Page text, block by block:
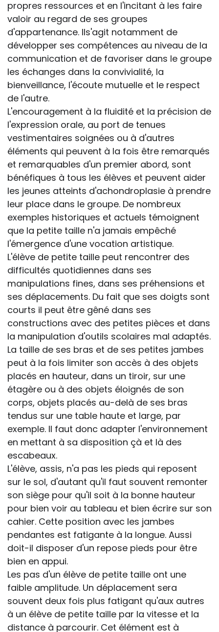
propres ressources et en l'incitant à les faire
valoir au regard de ses groupes
d'appartenance. Ils'agit notamment de
développer ses compétences au niveau de la
communication et de favoriser dans le groupe
les échanges dans la convivialité, la
bienveillance, l'écoute mutuelle et le respect
de l'autre.
L'encouragement à la fluidité et la précision de
l'expression orale, au port de tenues
vestimentaires soignées ou à d'autres
éléments qui peuvent à la fois être remarqués
et remarquables d'un premier abord, sont
bénéfiques à tous les élèves et peuvent aider
les jeunes atteints d'achondroplasie à prendre
leur place dans le groupe. De nombreux
exemples historiques et actuels témoignent
que la petite taille n'a jamais empêché
l'émergence d'une vocation artistique.
L'élève de petite taille peut rencontrer des
difficultés quotidiennes dans ses
manipulations fines, dans ses préhensions et
ses déplacements. Du fait que ses doigts sont
courts il peut être gêné dans ses
constructions avec des petites pièces et dans
la manipulation d'outils scolaires mal adaptés.
La taille de ses bras et de ses petites jambes
peut à la fois limiter son accès à des objets
placés en hauteur, dans un tiroir, sur une
étagère ou à des objets éloignés de son
corps, objets placés au-delà de ses bras
tendus sur une table haute et large, par
exemple. Il faut donc adapter l'environnement
en mettant à sa disposition çà et là des
escabeaux.
L'élève, assis, n'a pas les pieds qui reposent
sur le sol, d'autant qu'il faut souvent remonter
son siège pour qu'il soit à la bonne hauteur
pour bien voir au tableau et bien écrire sur son
cahier. Cette position avec les jambes
pendantes est fatigante à la longue. Aussi
doit-il disposer d'un repose pieds pour être
bien en appui.
Les pas d'un élève de petite taille ont une
faible amplitude. Un déplacement sera
souvent deux fois plus fatigant qu'aux autres
à un élève de petite taille par la vitesse et la
distance à parcourir. Cet élément est à